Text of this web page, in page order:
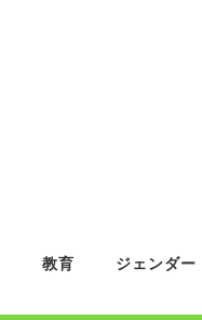
教育 ジェンダー